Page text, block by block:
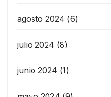
agosto 2024 (6)
julio 2024 (8)
junio 2024 (1)